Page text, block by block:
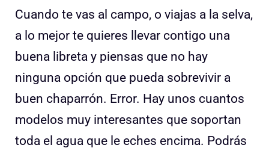
Cuando te vas al campo, o viajas a la selva,
a lo mejor te quieres llevar contigo una
buena libreta y piensas que no hay
ninguna opción que pueda sobrevivir a
buen chaparrón. Error. Hay unos cuantos
modelos muy interesantes que soportan
toda el agua que le eches encima. Podrás